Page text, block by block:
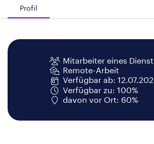
Profil
Mitarbeiter eines
Remote-Arbeit
Verfügbar ab:
Verfügbar zu: 100%
davon vor Ort: 60%